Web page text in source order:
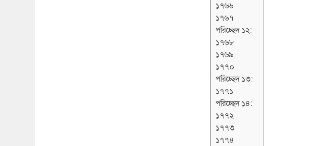
১৭৬৬
১৭৬৭
পরিচ্ছেদ ১২:
১৭৬৮
১৭৬৯
১৭৭০
পরিচ্ছেদ ১৩:
১৭৭১
পরিচ্ছেদ ১৪:
১৭৭২
১৭৭৩
১৭৭৪